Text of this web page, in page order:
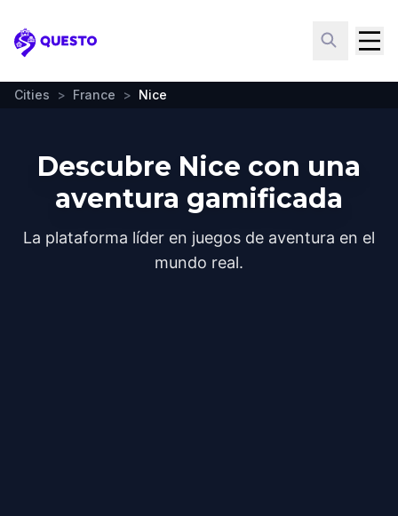
Questo
Cities > France > Nice
Descubre Nice con una
aventura gamificada
La plataforma líder en juegos de aventura en el
mundo real.